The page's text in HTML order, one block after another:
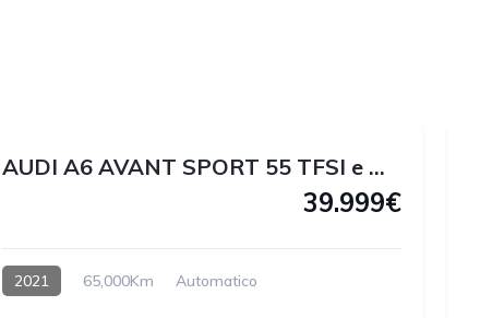
AUDI A6 AVANT SPORT 55 TFSI e QUATTRO 367 CV
39.999€
2021 65,000Km
Automatico